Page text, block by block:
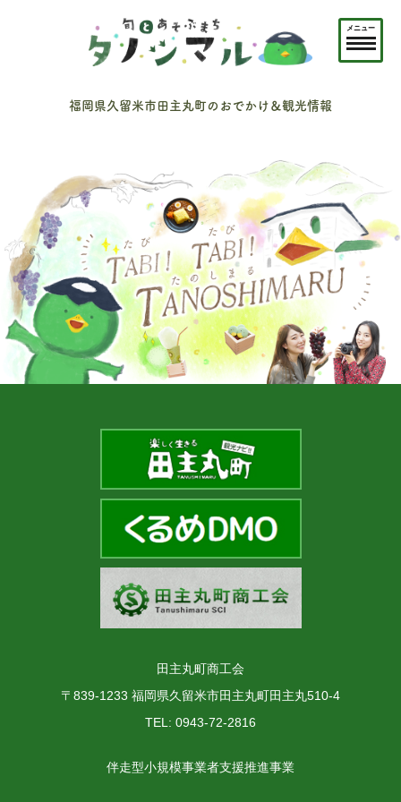
福岡県久留米市田主丸町のおでかけ＆観光情報
メニュー
田主丸町商工会
〒839-1233 福岡県久留米市田主丸町田主丸510-4
TEL: 0943-72-2816
伴走型小規模事業者支援推進事業